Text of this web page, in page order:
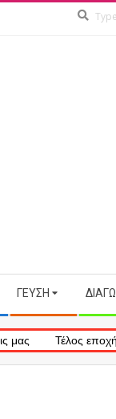
ΓΕΎΣΗ
Τέλος εποχής: Η